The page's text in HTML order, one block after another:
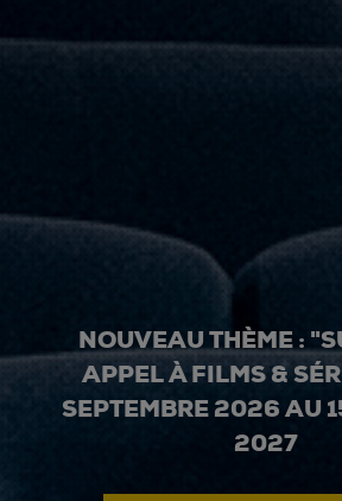
NOUVEAU THÈME :
APPEL À FILMS &
SEPTEMBRE 2026 AU
2027